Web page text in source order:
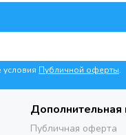
условия Публичной оферты.
Публичная оферта